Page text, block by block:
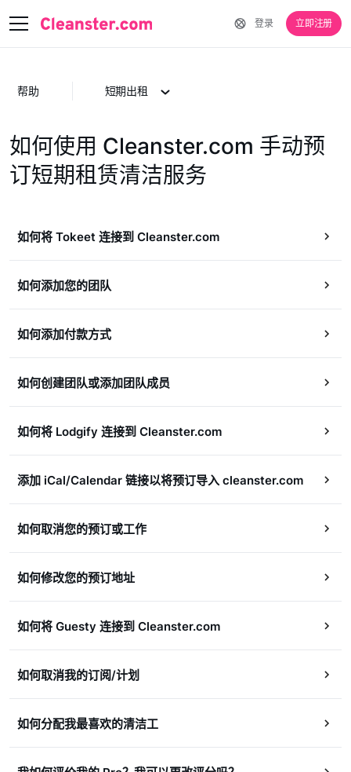
登录 立即注册
帮助 短期出租
如何使用 Cleanster.com 手动预
订短期租赁清洁服务
如何将 Tokeet 连接到 Cleanster.com
如何添加您的团队
如何添加付款方式
如何创建团队或添加团队成员
如何将 Lodgify 连接到 Cleanster.com
添加 iCal/Calendar 链接以将预订导入 cleanster.com
如何取消您的预订或工作
如何修改您的预订地址
如何将 Guesty 连接到 Cleanster.com
如何取消我的订阅/计划
如何分配我最喜欢的清洁工